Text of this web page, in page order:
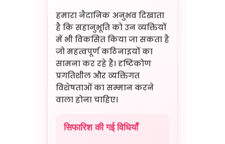
हमारा नैदानिक अनुभव दिखाता
है कि सहानुभूति को उन व्यक्तियों
में भी विकसित किया जा सकता है
जो महत्वपूर्ण कठिनाइयों का
सामना कर रहे हैं। दृष्टिकोण
प्रगतिशील और व्यक्तिगत
विशेषताओं का सम्मान करने
वाला होना चाहिए।
सिफारिश की गई विधियाँ